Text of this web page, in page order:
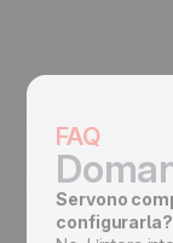
FAQ
Servono
configurarla?